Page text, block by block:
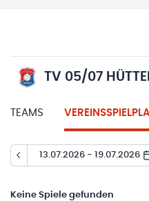
TV 05/07
TEAMS
13.07.2026 - 19.07.2026
Keine Spiele gefunden